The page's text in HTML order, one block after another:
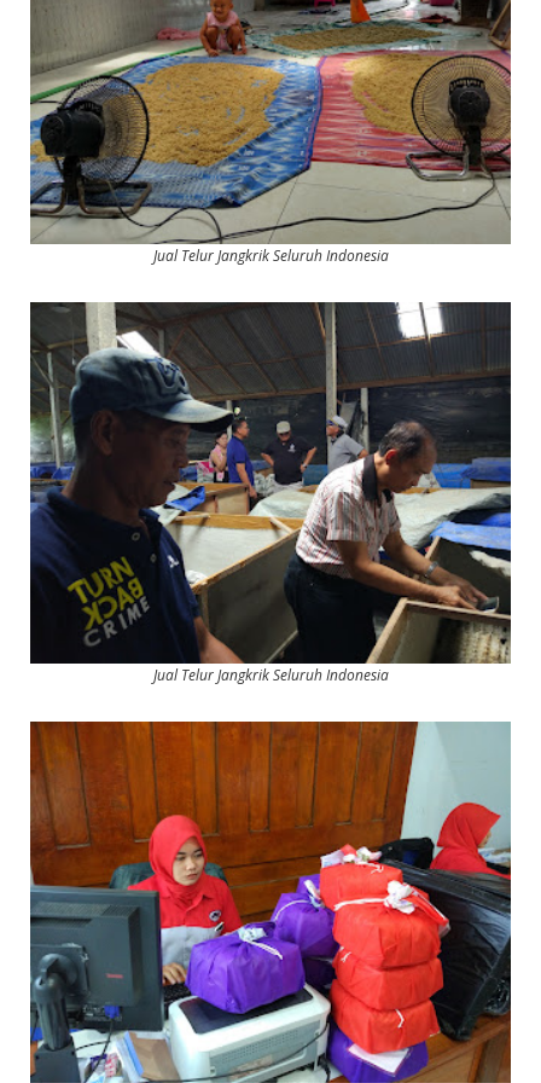
Jual Telur Jangkrik Seluruh Indonesia
Jual Telur Jangkrik Seluruh Indonesia